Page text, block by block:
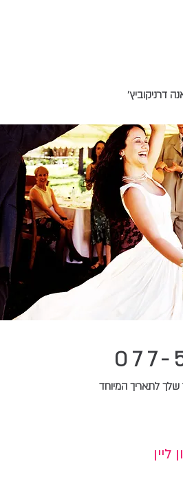
דרניקוביץ'
077-
שלך לתאריך המיוחד
ליין